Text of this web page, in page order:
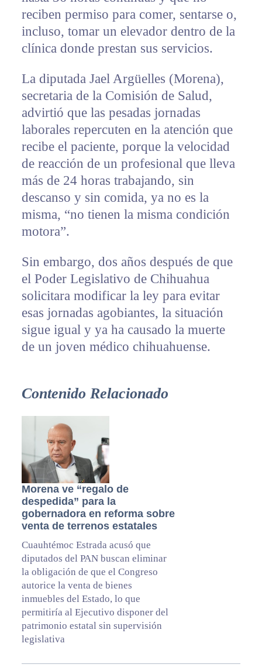
reciben permiso para comer, sentarse o,
incluso, tomar un elevador dentro de la
clínica donde prestan sus servicios.
La diputada Jael Argüelles (Morena),
secretaria de la Comisión de Salud,
advirtió que las pesadas jornadas
laborales repercuten en la atención que
recibe el paciente, porque la velocidad
de reacción de un profesional que lleva
más de 24 horas trabajando, sin
descanso y sin comida, ya no es la
misma, “no tienen la misma condición
motora”.
Sin embargo, dos años después de que
el Poder Legislativo de Chihuahua
solicitara modificar la ley para evitar
esas jornadas agobiantes, la situación
sigue igual y ya ha causado la muerte
de un joven médico chihuahuense.
Contenido Relacionado
Morena ve “regalo de
despedida” para la
gobernadora en reforma sobre
venta de terrenos estatales
Cuauhtémoc Estrada acusó que
diputados del PAN buscan eliminar
la obligación de que el Congreso
autorice la venta de bienes
inmuebles del Estado, lo que
permitiría al Ejecutivo disponer del
patrimonio estatal sin supervisión
legislativa